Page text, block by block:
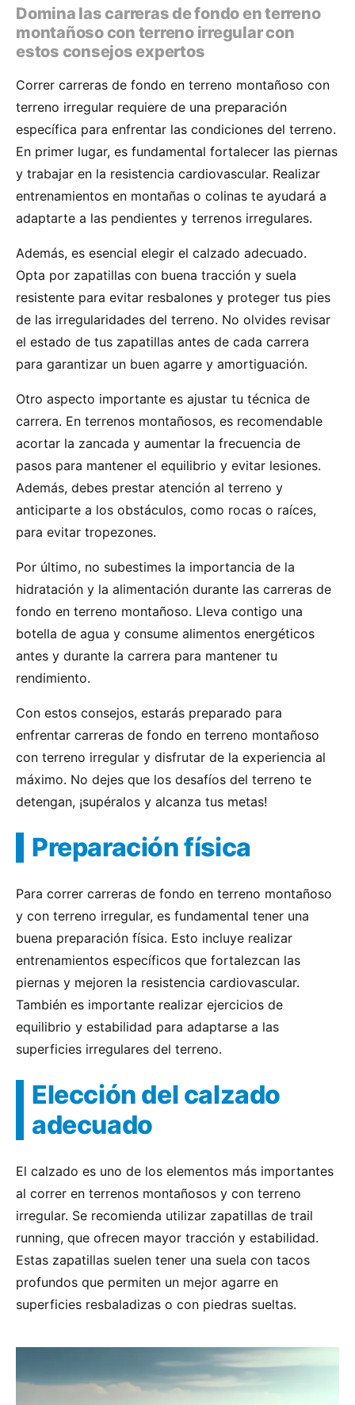
Domina las carreras de fondo en terreno
montañoso con terreno irregular con
estos consejos expertos
Correr carreras de fondo en terreno montañoso con
terreno irregular requiere de una preparación
específica para enfrentar las condiciones del terreno.
En primer lugar, es fundamental fortalecer las piernas
y trabajar en la resistencia cardiovascular. Realizar
entrenamientos en montañas o colinas te ayudará a
adaptarte a las pendientes y terrenos irregulares.
Además, es esencial elegir el calzado adecuado.
Opta por zapatillas con buena tracción y suela
resistente para evitar resbalones y proteger tus pies
de las irregularidades del terreno. No olvides revisar
el estado de tus zapatillas antes de cada carrera
para garantizar un buen agarre y amortiguación.
Otro aspecto importante es ajustar tu técnica de
carrera. En terrenos montañosos, es recomendable
acortar la zancada y aumentar la frecuencia de
pasos para mantener el equilibrio y evitar lesiones.
Además, debes prestar atención al terreno y
anticiparte a los obstáculos, como rocas o raíces,
para evitar tropezones.
Por último, no subestimes la importancia de la
hidratación y la alimentación durante las carreras de
fondo en terreno montañoso. Lleva contigo una
botella de agua y consume alimentos energéticos
antes y durante la carrera para mantener tu
rendimiento.
Con estos consejos, estarás preparado para
enfrentar carreras de fondo en terreno montañoso
con terreno irregular y disfrutar de la experiencia al
máximo. No dejes que los desafíos del terreno te
detengan, ¡supéralos y alcanza tus metas!
Preparación física
Para correr carreras de fondo en terreno montañoso
y con terreno irregular, es fundamental tener una
buena preparación física. Esto incluye realizar
entrenamientos específicos que fortalezcan las
piernas y mejoren la resistencia cardiovascular.
También es importante realizar ejercicios de
equilibrio y estabilidad para adaptarse a las
superficies irregulares del terreno.
Elección del calzado
adecuado
El calzado es uno de los elementos más importantes
al correr en terrenos montañosos y con terreno
irregular. Se recomienda utilizar zapatillas de trail
running, que ofrecen mayor tracción y estabilidad.
Estas zapatillas suelen tener una suela con tacos
profundos que permiten un mejor agarre en
superficies resbaladizas o con piedras sueltas.